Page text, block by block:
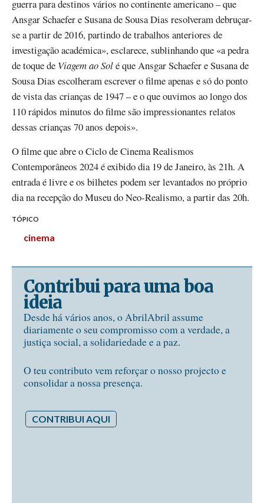
guerra para destinos vários no continente americano – que
Ansgar Schaefer e Susana de Sousa Dias resolveram debruçar-
se a partir de 2016, partindo de trabalhos anteriores de
investigação académica», esclarece, sublinhando que «a pedra
de toque de Viagem ao Solé que Ansgar Schaefer e Susana de
Sousa Dias escolheram escrever o filme apenas e só do ponto
de vista das crianças de 1947 – e o que ouvimos ao longo dos
110 rápidos minutos do filme são impressionantes relatos
dessas crianças 70 anos depois».
O filme que abre o Ciclo de Cinema Realismos
Contemporâneos 2024 é exibido dia 19 de Janeiro, às 21h. A
entrada é livre e os bilhetes podem ser levantados no próprio
dia na recepção do Museu do Neo-Realismo, a partir das 20h.
TÓPICO
cinema
Contribui para uma boa
ideia
Desde há vários anos, o AbrilAbril assume
diariamente o seu compromisso com a verdade, a
justiça social, a solidariedade e a paz.
O teu contributo vem reforçar o nosso projecto e
consolidar a nossa presença.
CONTRIBUI AQUI